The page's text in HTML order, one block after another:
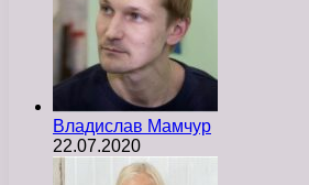
Владислав Мамчур
22.07.2020